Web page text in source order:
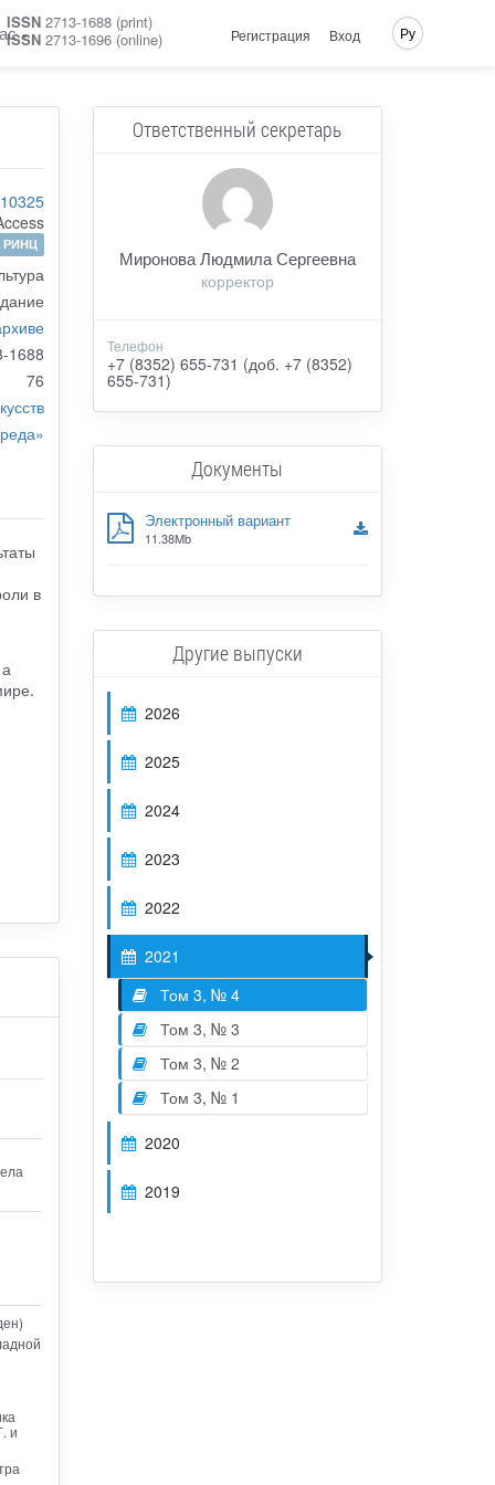
ISSN 2713-1688 (print)
ISSN 2713-1696 (online) Регистрация Вход Ру
РИНЦ
1688
76
в
и
Ответственный секретарь
Миронова Людмила Сергеевна
корректор
Телефон
+7 (8352) 655-731 (доб. +7 (8352)
655-731)
Документы
Электронный вариант
11.38Mb
Другие выпуски
2026
2025
2024
2023
2022
2021
Том 3, № 4
Том 3, № 3
Том 3, № 2
Том 3, № 1
2020
2019